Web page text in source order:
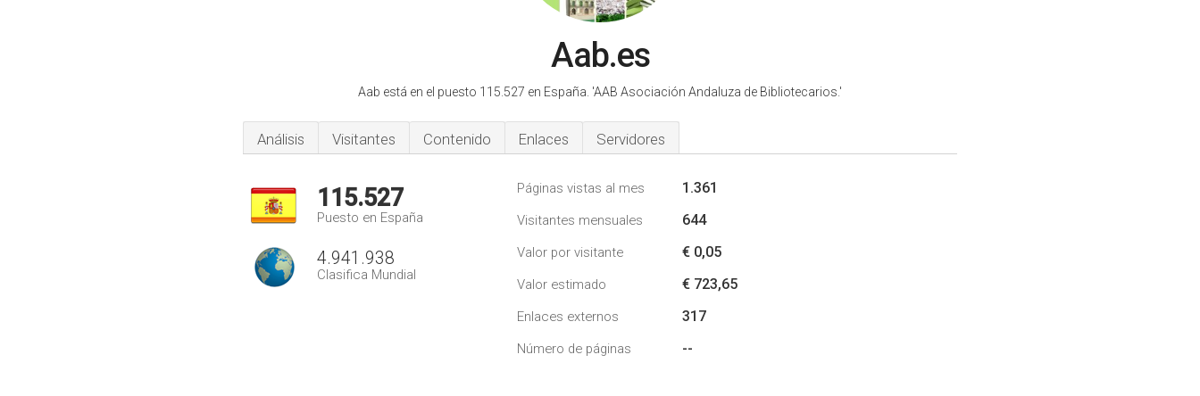
Aab.es
Aab está en el puesto 115.527 en España. 'AAB Asociación Andaluza de Bibliotecarios.'
Análisis Visitantes Contenido Enlaces Servidores
115.527
Puesto en España
4.941.938
Clasifica Mundial
Páginas vistas al mes 1.361
Visitantes mensuales 644
Valor por visitante € 0,05
Valor estimado € 723,65
Enlaces externos 317
Número de páginas --